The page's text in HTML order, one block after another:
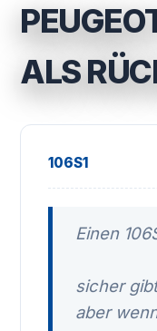
ALS
106S1
Einen
sicher
aber